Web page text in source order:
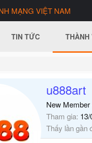
MẠNG VIỆT NAM
TIN TỨC THÀNH
u888art
New Member
Tham gia
Thấy lần gần